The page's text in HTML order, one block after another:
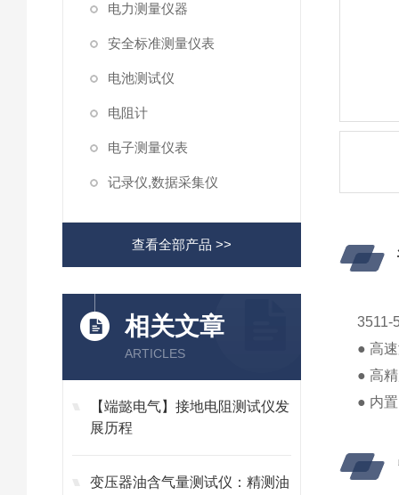
电力测量仪器
安全标准测量仪表
电池测试仪
电阻计
电子测量仪表
记录仪,数据采集仪
查看全部产品 >>
相关文章
ARTICLES
【端懿电气】接地电阻测试仪发
展历程
变压器油含气量测试仪：精测油
3511-
● 高
● 高
● 内